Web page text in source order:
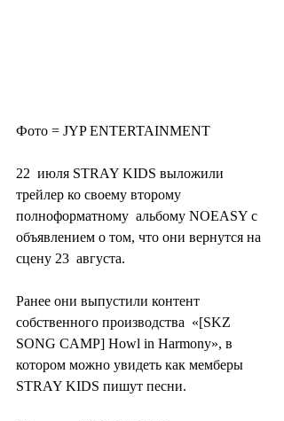
Фото = JYP ENTERTAINMENT
22  июля STRAY KIDS выложили
трейлер ко своему второму
полноформатному  альбому NOEASY с
объявлением о том, что они вернутся на
сцену 23  августа.
Ранее они выпустили контент
собственного производства  «[SKZ
SONG CAMP] Howl in Harmony», в
котором можно увидеть как мемберы
STRAY KIDS пишут песни.